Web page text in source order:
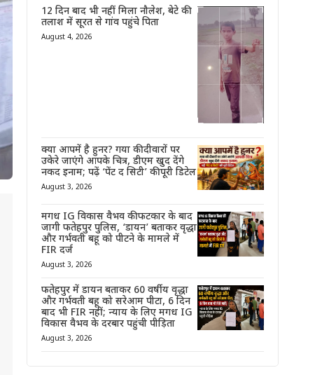
12 दिन बाद भी नहीं मिला नौलेश, बेटे की
तलाश में सूरत से गांव पहुंचे पिता
August 4, 2026
क्या आपमें है हुनर? गया की दीवारों पर
उकेरे जाएंगे आपके चित्र, डीएम खुद देंगे
नकद इनाम; पढ़ें ‘पेंट द सिटी’ की पूरी डिटेल
August 3, 2026
मगध IG विकास वैभव की फटकार के बाद
जागी फतेहपुर पुलिस, ‘डायन’ बताकर वृद्धा
और गर्भवती बहू को पीटने के मामले में
FIR दर्ज
August 3, 2026
फतेहपुर में डायन बताकर 60 वर्षीय वृद्धा
और गर्भवती बहू को सरेआम पीटा, 6 दिन
बाद भी FIR नहीं; न्याय के लिए मगध IG
विकास वैभव के दरबार पहुंची पीड़िता
August 3, 2026